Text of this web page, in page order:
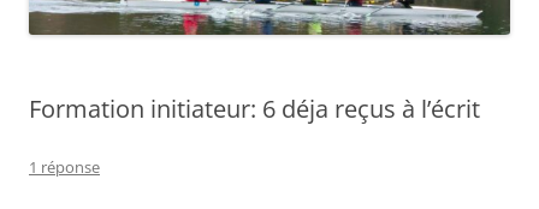
Formation initiateur: 6 déja reçus à l’écrit
1 réponse